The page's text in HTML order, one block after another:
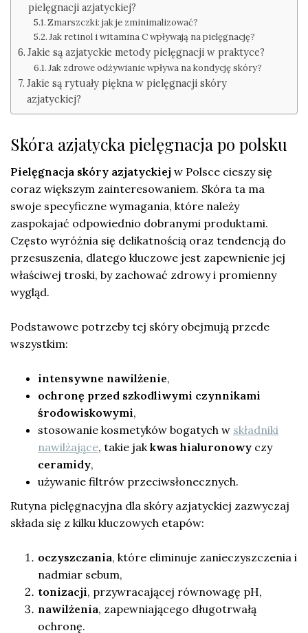
pielęgnacji azjatyckiej?
Zmarszczki: jak je zminimalizować?
Jak retinol i witamina C wpływają na pielęgnację?
Jakie są azjatyckie metody pielęgnacji w praktyce?
Jak zdrowe odżywianie wpływa na kondycję skóry?
Jakie są rytuały piękna w pielęgnacji skóry
azjatyckiej?
Skóra azjatycka pielęgnacja po polsku
Pielęgnacja skóry azjatyckiej w Polsce cieszy się
coraz większym zainteresowaniem. Skóra ta ma
swoje specyficzne wymagania, które należy
zaspokajać odpowiednio dobranymi produktami.
Często wyróżnia się delikatnością oraz tendencją do
przesuszenia, dlatego kluczowe jest zapewnienie jej
właściwej troski, by zachować zdrowy i promienny
wygląd.
Podstawowe potrzeby tej skóry obejmują przede
wszystkim:
intensywne nawilżenie,
ochronę przed szkodliwymi czynnikami
środowiskowymi,
stosowanie kosmetyków bogatych w składniki
nawilżające, takie jak kwas hialuronowy czy
ceramidy,
używanie filtrów przeciwsłonecznych.
Rutyna pielęgnacyjna dla skóry azjatyckiej zazwyczaj
składa się z kilku kluczowych etapów:
oczyszczania, które eliminuje zanieczyszczenia i
nadmiar sebum,
tonizacji, przywracającej równowagę pH,
nawilżenia, zapewniającego długotrwałą
ochronę.